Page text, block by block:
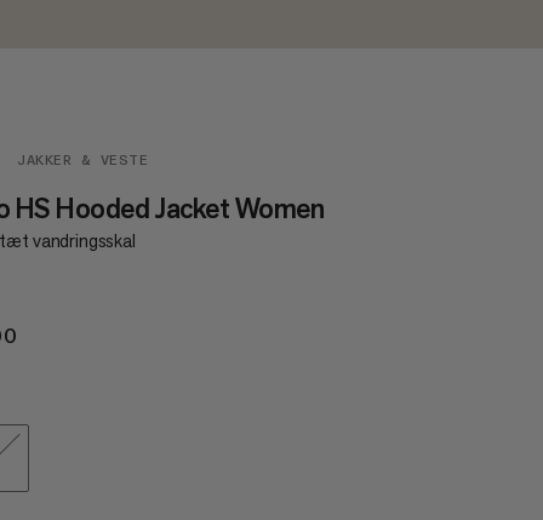
JAKKER & VESTE
HS Hooded Jacket Women
vandringsskal